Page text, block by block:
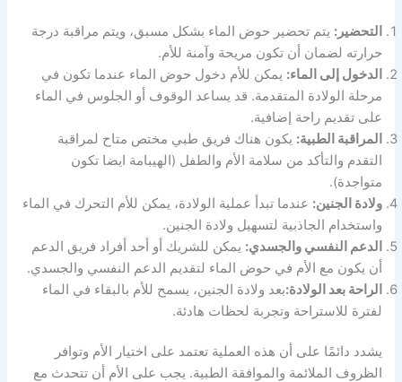
التحضير: يتم تحضير حوض الماء بشكل مسبق، ويتم مراقبة درجة
حرارته لضمان أن تكون مريحة وآمنة للأم.
الدخول إلى الماء: يمكن للأم دخول حوض الماء عندما تكون في
مرحلة الولادة المتقدمة. قد يساعد الوقوف أو الجلوس في الماء
على تقديم راحة إضافية.
المراقبة الطبية: يكون هناك فريق طبي مختص متاح لمراقبة
التقدم والتأكد من سلامة الأم والطفل (الهيبامة ايضا تكون
متواجدة).
ولادة الجنين: عندما تبدأ عملية الولادة، يمكن للأم التحرك في الماء
واستخدام الجاذبية لتسهيل ولادة الجنين.
الدعم النفسي والجسدي: يمكن للشريك أو أحد أفراد فريق الدعم
أن يكون مع الأم في حوض الماء لتقديم الدعم النفسي والجسدي.
الراحة بعد الولادة:بعد ولادة الجنين، يسمح للأم بالبقاء في الماء
لفترة للاستراحة وتجربة لحظات هادئة.
يشدد دائمًا على أن هذه العملية تعتمد على اختيار الأم وتوافر
الظروف الملائمة والموافقة الطبية. يجب على الأم أن تتحدث مع